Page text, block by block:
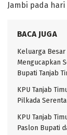
Jambi pada hari
BACA JUGA
Keluarga
Mengucapkan
Bupati Tanjab
KPU Tanjab
Pilkada
KPU Tanjab
Paslon Bupati